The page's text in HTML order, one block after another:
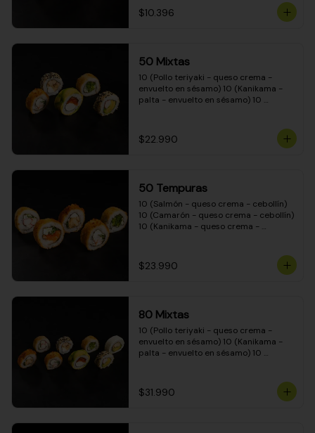
$10.396
50 Mixtas
10 (Pollo teriyaki - queso crema -
envuelto en sésamo) 10 (Kanikama -
palta - envuelto en sésamo) 10
cebollín - envuelto en masa tempura)
10 (Pimentón - queso crema - cebollín
$22.990
50 Tempuras
10 (Salmón - queso crema - cebollín)
10 (Camarón - queso crema - cebollín)
10 (Kanikama - queso crema -
crema - cebollín)
$23.990
80 Mixtas
10 (Pollo teriyaki - queso crema -
envuelto en sésamo) 10 (Kanikama -
palta - envuelto en sésamo) 10
envuelto en queso crema) 10
(Camarón - queso crema - cebollín -
$31.990